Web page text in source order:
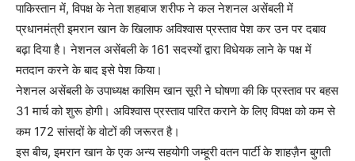
पाकिस्तान में, विपक्ष के नेता शहबाज शरीफ ने कल नेशनल असेंबली में
प्रधानमंत्री इमरान खान के खिलाफ अविश्वास प्रस्ताव पेश कर उन पर दबाव
बढ़ा दिया है। नेशनल असेंबली के 161 सदस्यों द्वारा विधेयक लाने के पक्ष में
मतदान करने के बाद इसे पेश किया।
नेशनल असेंबली के उपाध्यक्ष कासिम खान सूरी ने घोषणा की कि प्रस्ताव पर बहस
31 मार्च को शुरू होगी। अविश्वास प्रस्ताव पारित कराने के लिए विपक्ष को कम से
कम 172 सांसदों के वोटों की जरूरत है।
इस बीच, इमरान खान के एक अन्य सहयोगी जम्हूरी वतन पार्टी के शाहज़ैन बुगती